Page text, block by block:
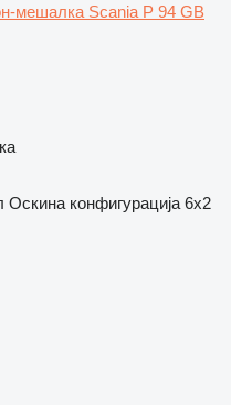
мешалка Scania P 94 GB
Оскина конфигурација 6x2